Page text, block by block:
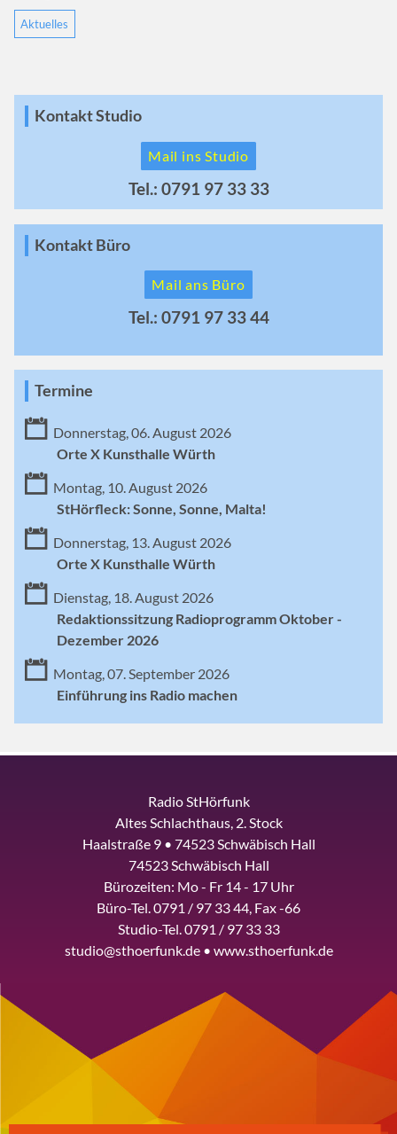
Aktuelles
Kontakt Studio
Mail ins Studio
Tel.: 0791 97 33 33
Kontakt Büro
Mail ans Büro
Tel.: 0791 97 33 44
Termine
Donnerstag, 06. August 2026
Orte X Kunsthalle Würth
Montag, 10. August 2026
StHörfleck: Sonne, Sonne, Malta!
Donnerstag, 13. August 2026
Orte X Kunsthalle Würth
Dienstag, 18. August 2026
Redaktionssitzung Radioprogramm Oktober -
Dezember 2026
Montag, 07. September 2026
Einführung ins Radio machen
Radio StHörfunk
Altes Schlachthaus, 2. Stock
Haalstraße 9 • 74523 Schwäbisch Hall
74523 Schwäbisch Hall
Bürozeiten: Mo - Fr 14 - 17 Uhr
Büro-Tel. 0791 / 97 33 44, Fax -66
Studio-Tel. 0791 / 97 33 33
studio@sthoerfunk.de • www.sthoerfunk.de